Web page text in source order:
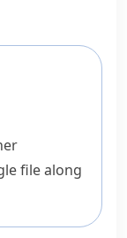
file along